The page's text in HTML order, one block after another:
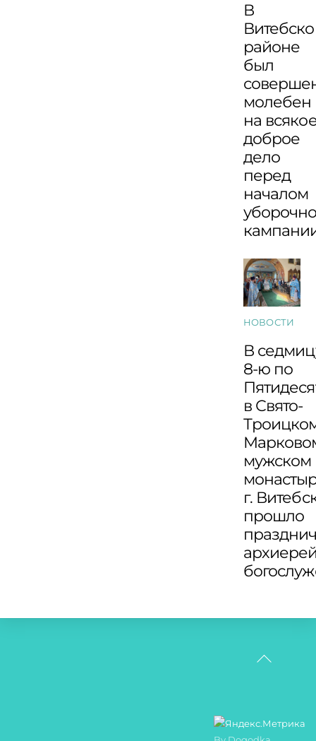
В
районе
был
молебен
на
доброе
дело
перед
началом
НОВОСТИ
В
8-ю по
в Свято-
мужском
г.
прошло
Back